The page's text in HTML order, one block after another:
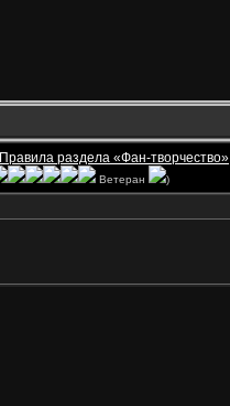
Правила раздела «Фан-творчество»
Ветеран )